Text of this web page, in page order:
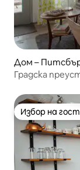
Дом –
Градска
Избор на
Избор на